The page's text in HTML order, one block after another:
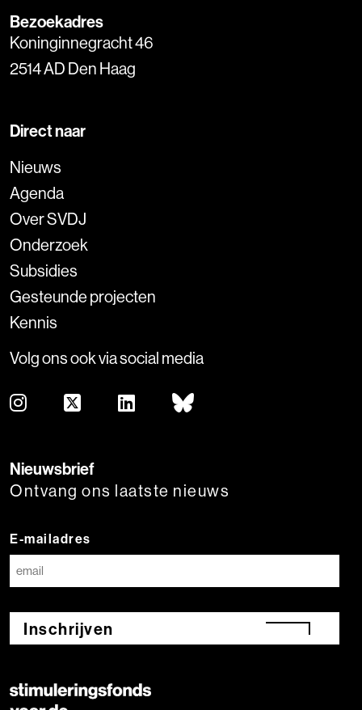
Bezoekadres
Koninginnegracht 46
2514 AD Den Haag
Direct naar
Nieuws
Agenda
Over SVDJ
Onderzoek
Subsidies
Gesteunde projecten
Kennis
Volg ons ook via social media
Nieuwsbrief
Ontvang ons laatste nieuws
E-mailadres
Inschrijven